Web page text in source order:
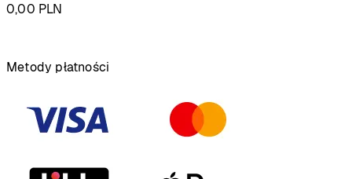
0,00 PLN
Metody płatności